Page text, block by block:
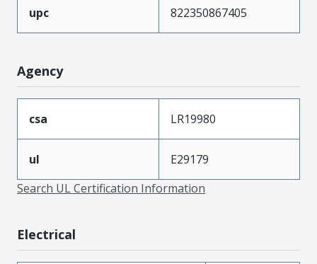
upc 822350867405
Agency
csa LR19980
ul
E29179
Search UL Certification Information
Electrical